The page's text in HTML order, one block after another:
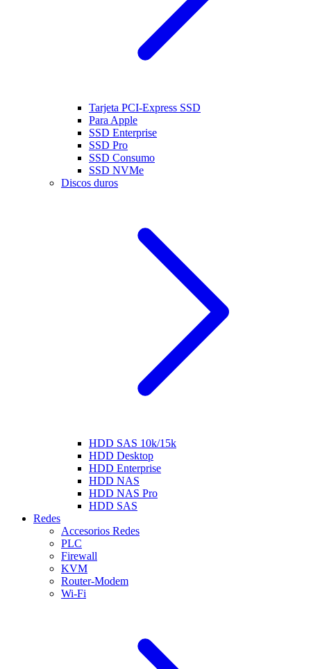
Tarjeta PCI-Express SSD
Para Apple
SSD Enterprise
SSD Pro
SSD Consumo
SSD NVMe
Discos duros
HDD SAS 10k/15k
HDD Desktop
HDD Enterprise
HDD NAS
HDD NAS Pro
HDD SAS
Redes
Accesorios Redes
PLC
Firewall
KVM
Router-Modem
Wi-Fi